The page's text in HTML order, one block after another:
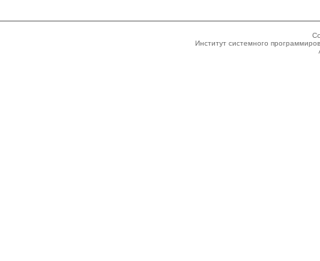
Институт системного